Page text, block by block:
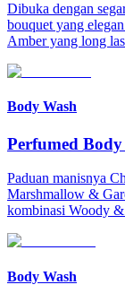
Dibuka dengan
bouquet yang
Amber yang long
Body Wash
Perfumed Body
Paduan manisnya
Marshmallow &
kombinasi Woody
Body Wash